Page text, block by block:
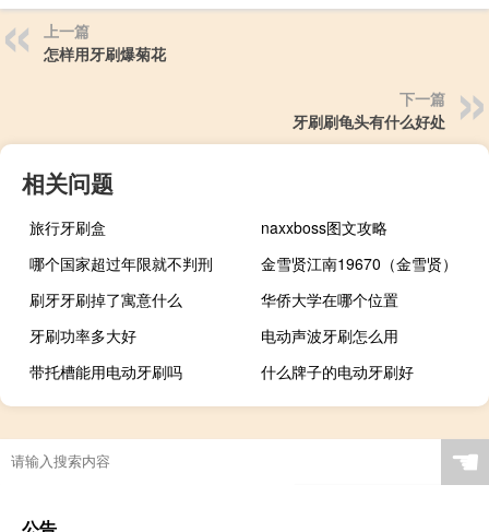
上一篇
怎样用牙刷爆菊花
下一篇
牙刷刷龟头有什么好处
相关问题
旅行牙刷盒
naxxboss图文攻略
哪个国家超过年限就不判刑
金雪贤江南19670（金雪贤）
刷牙牙刷掉了寓意什么
华侨大学在哪个位置
牙刷功率多大好
电动声波牙刷怎么用
带托槽能用电动牙刷吗
什么牌子的电动牙刷好
☚